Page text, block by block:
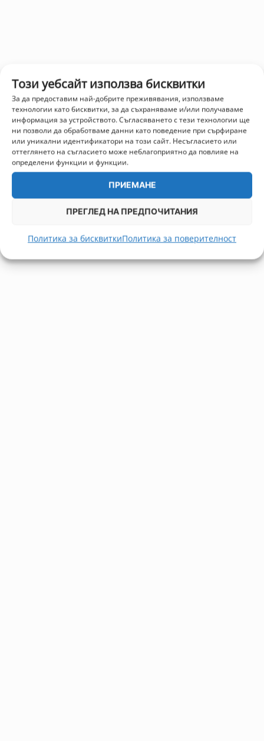
Този уебсайт използва бисквитки
За да предоставим най-добрите преживявания, използваме
технологии като бисквитки, за да съхраняваме и/или получаваме
информация за устройството. Съгласяването с тези технологии ще
ни позволи да обработваме данни като поведение при сърфиране
или уникални идентификатори на този сайт. Несъгласието или
оттеглянето на съгласието може неблагоприятно да повлияе на
определени функции и функции.
ПРИЕМАНЕ
ПРЕГЛЕД НА ПРЕДПОЧИТАНИЯ
Политика за бисквиткиПолитика за поверителност